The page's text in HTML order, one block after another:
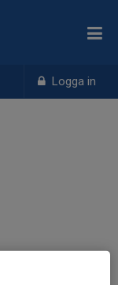
Logga in